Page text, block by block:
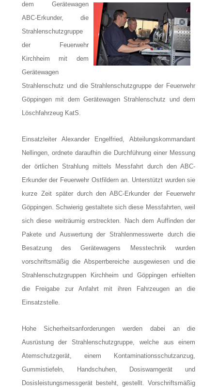
dem Gerätewagen
ABC-Erkunder, die
Strahlenschutzgruppe
der Feuerwehr
Kirchheim mit dem
Gerätewagen
Strahlenschutz und die Strahlenschutzgruppe der Feuerwehr
Göppingen mit dem Gerätewagen Strahlenschutz und dem
Löschfahrzeug KatS.
Einsatzleiter Alexander Engelfried, Abteilungskommandant
Nellingen, ordnete daraufhin die Durchführung einer Messung
der örtlichen Strahlung mittels Messfahrt durch den ABC-
Erkunder der Feuerwehr Ostfildern an. Unterstützt wurden sie
kurze Zeit später durch den ABC-Erkunder der Feuerwehr
Göppingen. Schwierig gestaltete sich diese Messfahrten, weil
sich diese weiträumig erstreckten. Nach dem Auffinden der
Pakete und Auswertung der Strahlenmesswerte durch die
Besatzung des Gerätewagens Messtechnik wurden
vorschriftsmäßig die Absperrbereiche ausgewiesen und die
Strahlenschutzgruppen Kirchheim und Göppingen erhielten
die Freigabe zur Anfahrt mit ihren Fahrzeugen an die
Einsatzstelle.
Hohe Sicherheitsanforderungen werden dabei an die
Ausrüstung der Strahlenschutzgruppe, welche aus einem
Atemschutzgerät, einem Kontaminationsschutzanzug,
Gummistiefeln, Handschuhen, Dosiswarngerät und
Dosisleistungsmessgerät besteht, gestellt. Vorschriftsmäßig